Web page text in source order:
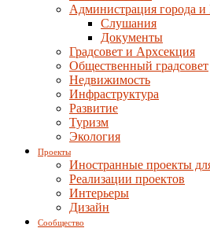
Администрация города
Слушания
Документы
Градсовет и Архсекция
Общественный градсовет
Недвижимость
Инфраструктура
Развитие
Туризм
Экология
Проекты
Иностранные проекты
Реализации проектов
Интерьеры
Дизайн
Сообщество